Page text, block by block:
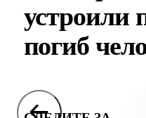
устроили
погиб